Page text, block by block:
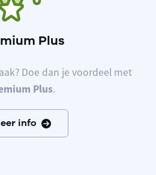
Plus
Doe dan je voordeel met
Plus.
info